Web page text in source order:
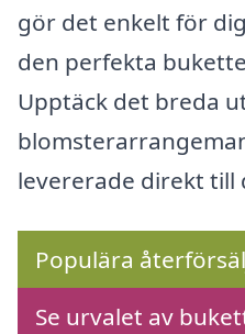
gör det enkelt för
den perfekta
Upptäck det breda
levererade direkt till
Populära
Se urvalet av